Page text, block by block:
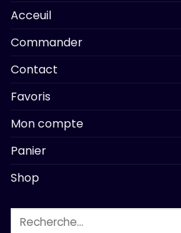
Acceuil
Commander
Contact
Favoris
Mon compte
Panier
Shop
Recherche